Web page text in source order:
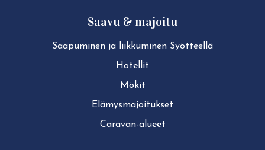
Saavu & majoitu
Saapuminen ja liikkuminen Syötteellä
Hotellit
Mökit
Elä­mys­ma­joi­tuk­set
Caravan-alueet